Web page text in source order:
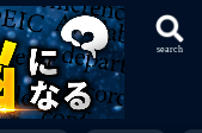
search